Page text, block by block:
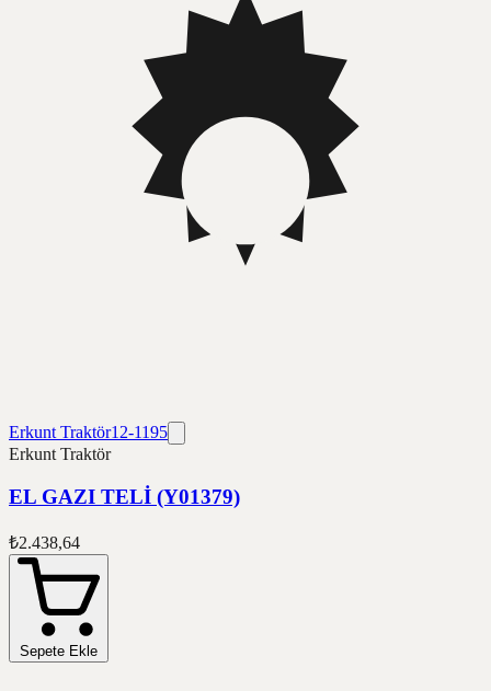
Erkunt Traktör12-1195
Erkunt Traktör
EL GAZI TELİ (Y01379)
₺2.438,64
Sepete Ekle